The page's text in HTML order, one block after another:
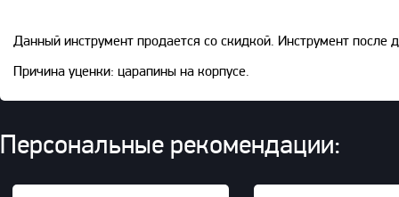
Данный инструмент продается со скидкой. Инструмент после
Причина уценки: царапины на корпусе.
Персональные рекомендации: